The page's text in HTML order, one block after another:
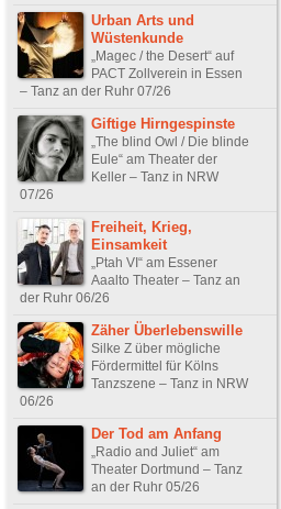
Urban Arts und
Wüstenkunde
„Magec / the Desert“ auf
PACT Zollverein in Essen
– Tanz an der Ruhr 07/26
Giftige Hirngespinste
„The blind Owl / Die blinde
Eule“ am Theater der
Keller – Tanz in NRW
07/26
Freiheit, Krieg,
Einsamkeit
„Ptah VI“ am Essener
Aaalto Theater – Tanz an
der Ruhr 06/26
Zäher Überlebenswille
Silke Z über mögliche
Fördermittel für Kölns
Tanzszene – Tanz in NRW
06/26
Der Tod am Anfang
„Radio and Juliet“ am
Theater Dortmund – Tanz
an der Ruhr 05/26